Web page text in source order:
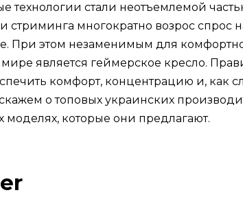
технологии стали неотъемлемой
стриминга многократно возрос спрос
При этом незаменимым для
является геймерское кресло.
комфорт, концентрацию и, как
о топовых украинских
моделях, которые они предлагают.